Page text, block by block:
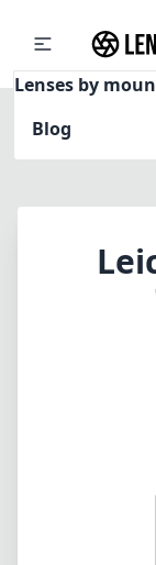
Lenses by
Blog
Home